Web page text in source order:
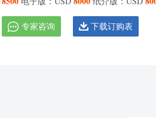
专家咨询 下载订购表